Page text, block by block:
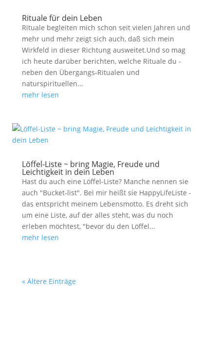
Rituale für dein Leben
Rituale begleiten mich schon seit vielen Jahren und
mehr und mehr zeigt sich auch, daß sich mein
Wirkfeld in dieser Richtung ausweitet.Und so mag
ich heute darüber berichten, welche Rituale du -
neben den Übergangs-Ritualen und
naturspirituellen...
mehr lesen
Löffel-Liste ~ bring Magie, Freude und
Leichtigkeit in dein Leben
Hast du auch eine Löffel-Liste? Manche nennen sie
auch "Bucket-list". Bei mir heißt sie HappyLifeListe -
das entspricht meinem Lebensmotto. Es dreht sich
um eine Liste, auf der alles steht, was du noch
erleben möchtest, "bevor du den Löffel...
mehr lesen
« Ältere Einträge